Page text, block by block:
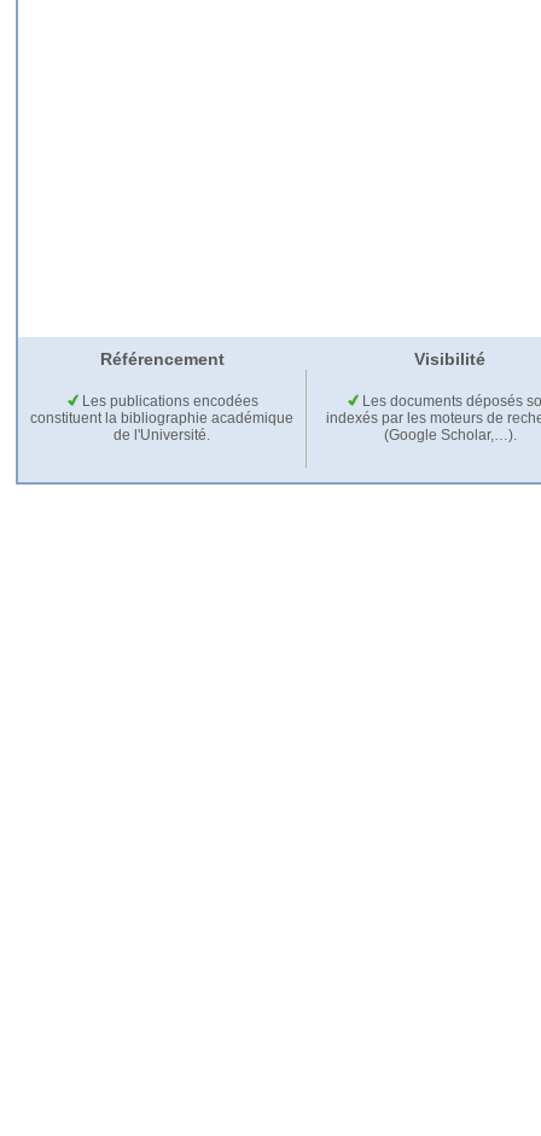
Référencement Visibilité
Les publications encodées
constituent la bibliographie académique
de l'Université.
Les documents déposés
indexés par les moteurs de
(Google Scholar,…).